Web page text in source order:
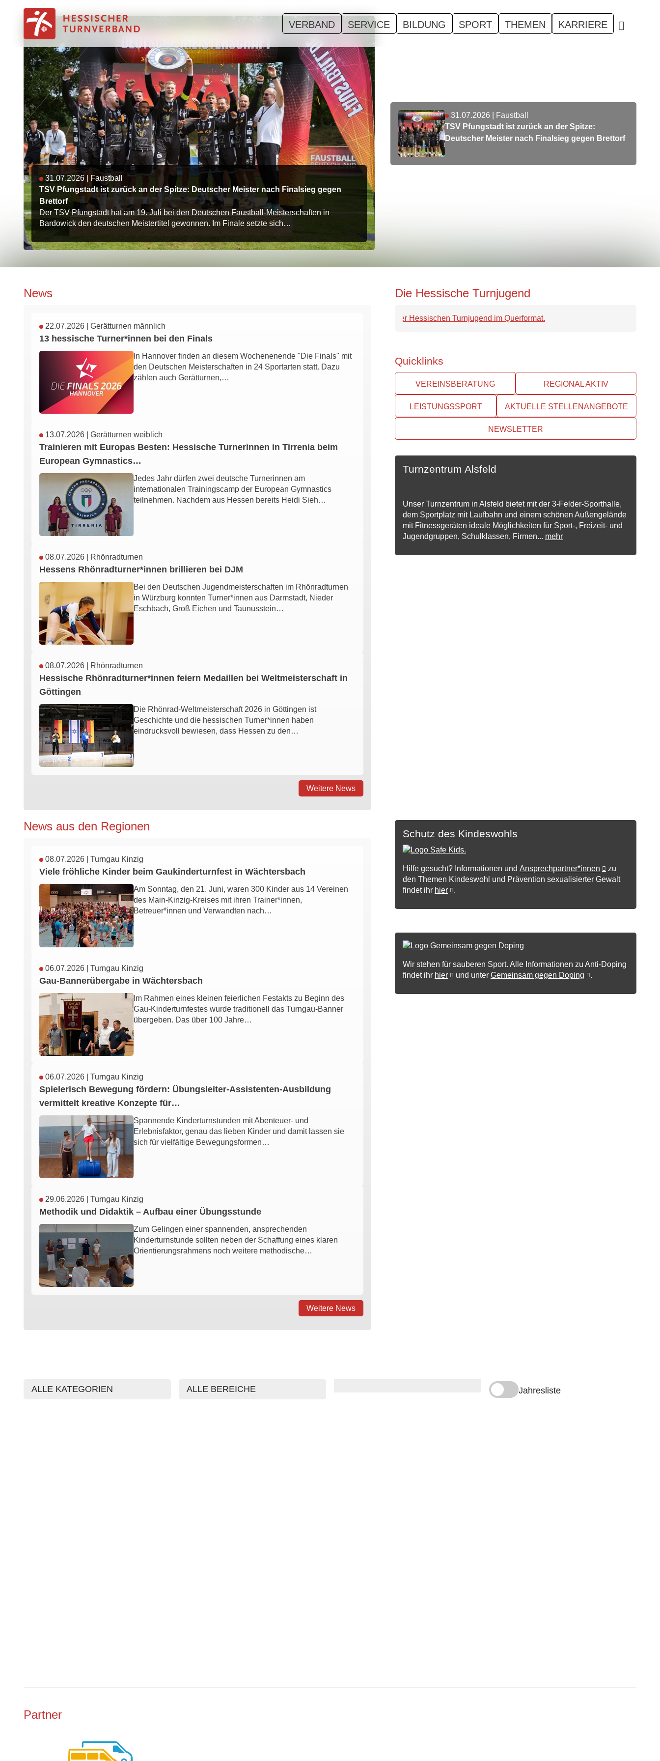
VERBAND SERVICE BILDUNG SPORT THEMEN KARRIERE
31.07.2026
Faustball
TSV Pfungstadt ist zurück an der Spitze: Deutscher Meister nach Finalsieg gegen
Brettorf
Der TSV Pfungstadt hat am 19. Juli bei den Deutschen Faustball-Meisterschaften in
Bardowick den deutschen Meistertitel gewonnen. Im Finale setzte sich…
31.07.2026
Faustball
TSV Pfungstadt ist zurück an der Spitze:
Deutscher Meister nach Finalsieg gegen Brettorf
News
22.07.2026 Gerätturnen männlich
13 hessische Turner*innen bei den Finals
In Hannover finden an diesem Wochenenende "Die Finals" mit
den Deutschen Meisterschaften in 24 Sportarten statt. Dazu
zählen auch Gerätturnen,…
13.07.2026 Gerätturnen weiblich
Trainieren mit Europas Besten: Hessische Turnerinnen in Tirrenia beim
European Gymnastics…
Jedes Jahr dürfen zwei deutsche Turnerinnen am
internationalen Trainingscamp der European Gymnastics
teilnehmen. Nachdem aus Hessen bereits Heidi Sieh…
08.07.2026 Rhönradturnen
Hessens Rhönradturner*innen brillieren bei DJM
Bei den Deutschen Jugendmeisterschaften im Rhönradturnen
in Würzburg konnten Turner*innen aus Darmstadt, Nieder
Eschbach, Groß Eichen und Taunusstein…
08.07.2026 Rhönradturnen
Hessische Rhönradturner*innen feiern Medaillen bei Weltmeisterschaft in
Göttingen
Die Rhönrad-Weltmeisterschaft 2026 in Göttingen ist
Geschichte und die hessischen Turner*innen haben
eindrucksvoll bewiesen, dass Hessen zu den…
Weitere News
Die Hessische Turnjugend
Quicklinks
VEREINSBERATUNG REGIONAL AKTIV
LEISTUNGSSPORT AKTUELLE STELLENANGEBOTE
NEWSLETTER
Turnzentrum Alsfeld
Unser Turnzentrum in Alsfeld bietet mit der 3-Felder-Sporthalle,
dem Sportplatz mit Laufbahn und einem schönen Außengelände
mit Fitnessgeräten ideale Möglichkeiten für Sport-, Freizeit- und
Jugendgruppen, Schulklassen, Firmen... mehr
News aus den Regionen
08.07.2026 Turngau Kinzig
Viele fröhliche Kinder beim Gaukinderturnfest in Wächtersbach
Am Sonntag, den 21. Juni, waren 300 Kinder aus 14 Vereinen
des Main-Kinzig-Kreises mit ihren Trainer*innen,
Betreuer*innen und Verwandten nach…
06.07.2026 Turngau Kinzig
Gau-Bannerübergabe in Wächtersbach
Im Rahmen eines kleinen feierlichen Festakts zu Beginn des
Gau-Kinderturnfestes wurde traditionell das Turngau-Banner
übergeben. Das über 100 Jahre…
06.07.2026 Turngau Kinzig
Spielerisch Bewegung fördern: Übungsleiter-Assistenten-Ausbildung
vermittelt kreative Konzepte für…
Spannende Kinderturnstunden mit Abenteuer- und
Erlebnisfaktor, genau das lieben Kinder und damit lassen sie
sich für vielfältige Bewegungsformen…
29.06.2026 Turngau Kinzig
Methodik und Didaktik – Aufbau einer Übungsstunde
Zum Gelingen einer spannenden, ansprechenden
Kinderturnstunde sollten neben der Schaffung eines klaren
Orientierungsrahmens noch weitere methodische…
Weitere News
Schutz des Kindeswohls
Hilfe gesucht? Informationen und Ansprechpartner*innen
zu
den Themen Kindeswohl und Prävention sexualisierter Gewalt
findet ihr hier .
Wir stehen für sauberen Sport. Alle Informationen zu Anti-Doping
findet ihr hier und unter Gemeinsam gegen Doping .
Jahresliste
Partner